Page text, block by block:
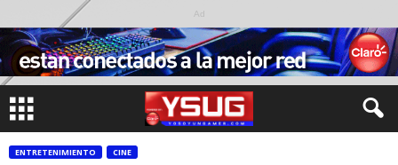
Ad
ENTRETENIMIENTO CINE